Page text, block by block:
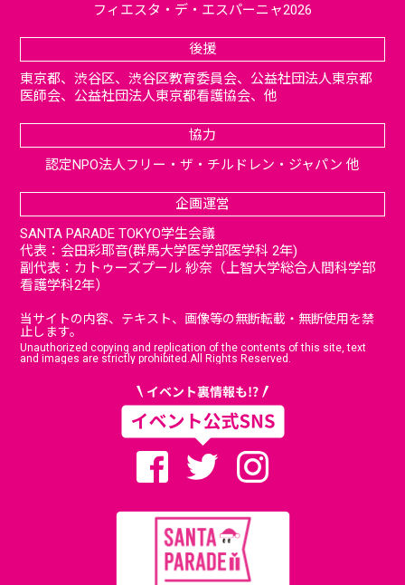
フィエスタ・デ・エスパーニャ2026
後援
東京都、渋谷区、渋谷区教育委員会、公益社団法人東京都
医師会、公益社団法人東京都看護協会、他
協力
認定NPO法人フリー・ザ・チルドレン・ジャパン 他
企画運営
SANTA PARADE TOKYO学生会議
代表：会田彩耶音(群馬大学医学部医学科 2年)
副代表：カトゥーズプール 紗奈（上智大学総合人間科学部
看護学科2年）
当サイトの内容、テキスト、画像等の無断転載・無断使用を禁
止します。
Unauthorized copying and replication of the contents of this site, text
and images are strictly prohibited.All Rights Reserved.